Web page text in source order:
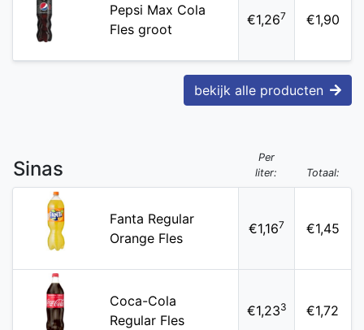
Pepsi Max Cola
Fles groot
€1,267 €1,90
bekijk alle producten
Sinas
Per
liter:
Totaal:
Fanta Regular
Orange Fles
€1,167 €1,45
Coca-Cola
Regular Fles
€1,233 €1,72